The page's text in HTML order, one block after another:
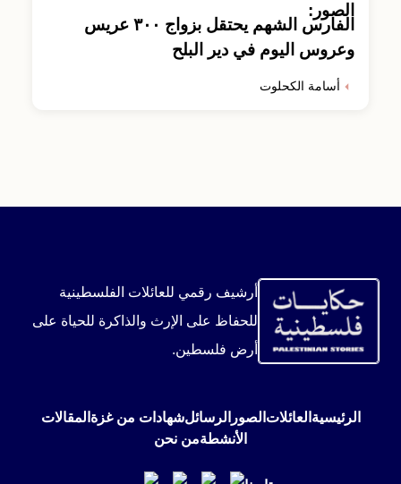
الصور:
الفارس الشهم يحتقل بزواج ٣٠٠ عريس
وعروس اليوم في دير البلح
أسامة الكحلوت
أرشيف رقمي للعائلات الفلسطينية
للحفاظ على الإرث والذاكرة للحياة على
أرض فلسطين.
الرئيسية العائلات الصور الرسائلشهادات من غزة المقالات
الأنشطةمن نحن